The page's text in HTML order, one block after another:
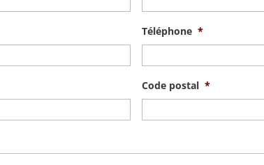
Téléphone *
Code postal *